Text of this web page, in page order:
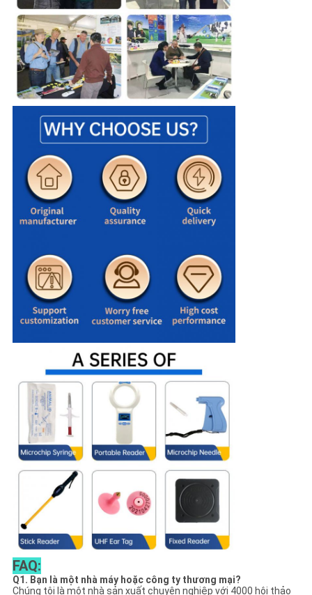
FAQ:
Q1. Bạn là một nhà máy hoặc công ty thương mại?
Chúng tôi là một nhà sản xuất chuyên nghiệp với 4000 hội thảo